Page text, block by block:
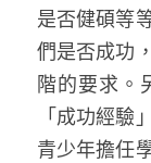
是否健碩等
們是否成功
階的要求。
「成功經驗
青少年擔任